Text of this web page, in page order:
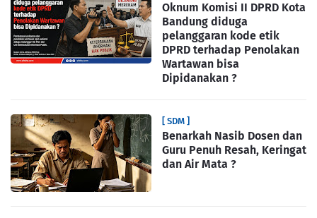
Oknum Komisi II DPRD Kota
Bandung diduga
pelanggaran kode etik
DPRD terhadap Penolakan
Wartawan bisa
Dipidanakan ?
[ SDM ]
Benarkah Nasib Dosen dan
Guru Penuh Resah, Keringat
dan Air Mata ?